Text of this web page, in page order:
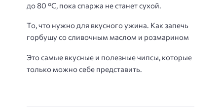
до 80 °C, пока спаржа не станет сухой.
То, что нужно для вкусного ужина. Как запечь
горбушу со сливочным маслом и розмарином
Это самые вкусные и полезные чипсы, которые
только можно себе представить.